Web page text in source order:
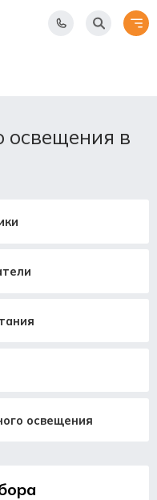
освещения в
освещения